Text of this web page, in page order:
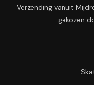
Verzending vanuit
gekozen